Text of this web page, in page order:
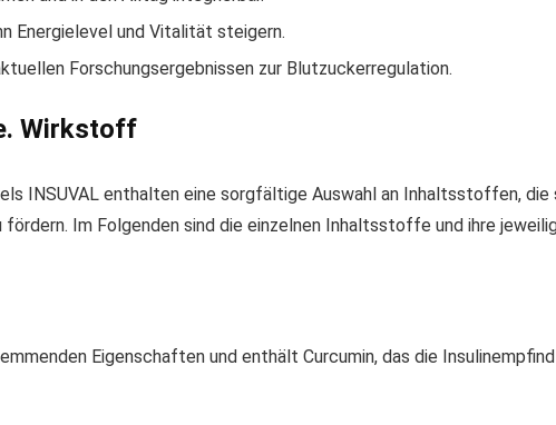
Energielevel und Vitalität steigern.
Forschungsergebnissen zur Blutzuckerregulation.
Wirkstoff
INSUVAL enthalten eine sorgfältige Auswahl an Inhaltsstoffen,
Im Folgenden sind die einzelnen Inhaltsstoffe und ihre
Eigenschaften und enthält Curcumin, das die